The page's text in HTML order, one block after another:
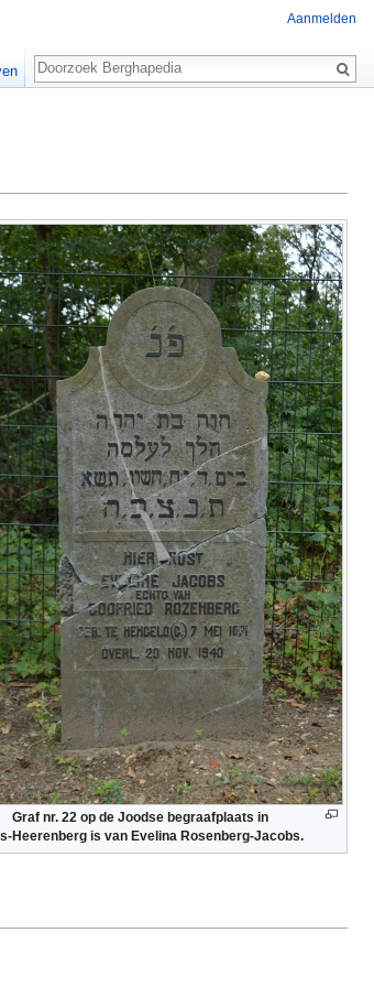
Graf nr. 22 op de Joodse begraafplaats in
Heerenberg is van Evelina Rosenberg-Jacobs.
Aanmelden
Zoeken